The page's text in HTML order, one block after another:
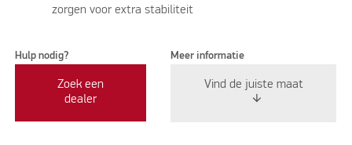
zorgen voor extra stabiliteit
Hulp nodig?
Zoek een
dealer
Meer informatie
Vind de juiste maat